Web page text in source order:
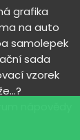
grafika
na auto
samolepek
sada
vzorek